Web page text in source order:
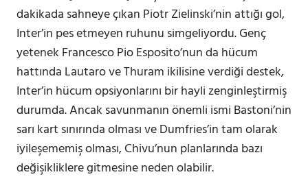
dakikada sahneye çıkan Piotr Zielinski’nin attığı gol,
Inter’in pes etmeyen ruhunu simgeliyordu. Genç
yetenek Francesco Pio Esposito’nun da hücum
hattında Lautaro ve Thuram ikilisine verdiği destek,
Inter’in hücum opsiyonlarını bir hayli zenginleştirmiş
durumda. Ancak savunmanın önemli ismi Bastoni’nin
sarı kart sınırında olması ve Dumfries’in tam olarak
iyileşememiş olması, Chivu’nun planlarında bazı
değişikliklere gitmesine neden olabilir.